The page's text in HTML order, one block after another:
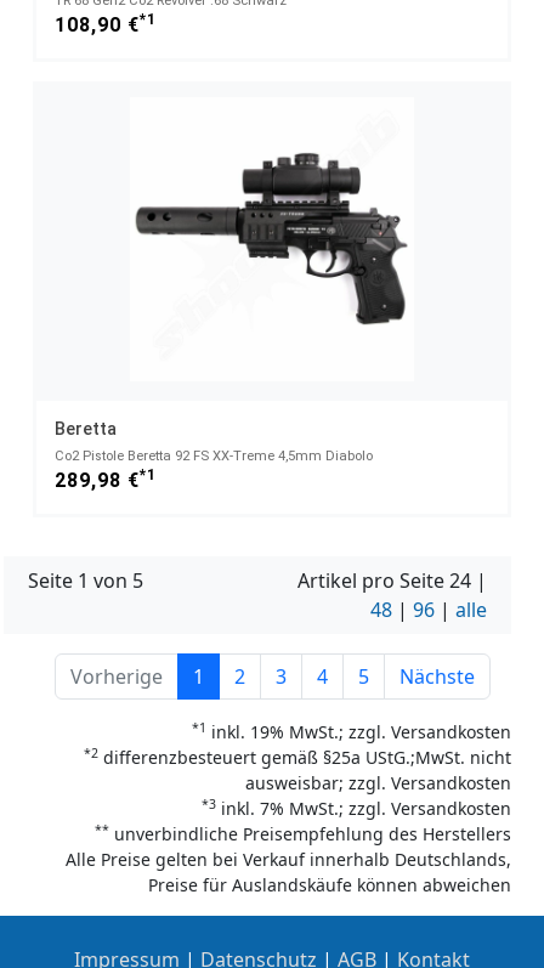
108,90 €*1
Beretta
Co2 Pistole Beretta 92 FS XX-Treme 4,5mm Diabolo
289,98 €*1
Seite 1 von 5 Artikel pro Seite24 |
48 | 96 | alle
Vorherige 1 2 3 4 5 Nächste
*1 inkl. 19% MwSt.; zzgl. Versandkosten
*2 differenzbesteuert gemäß §25a UStG.;MwSt. nicht
ausweisbar; zzgl. Versandkosten
*3 inkl. 7% MwSt.; zzgl. Versandkosten
** unverbindliche Preisempfehlung des Herstellers
Alle Preise gelten bei Verkauf innerhalb Deutschlands,
Preise für Auslandskäufe können abweichen
Impressum | Datenschutz | AGB | Kontakt